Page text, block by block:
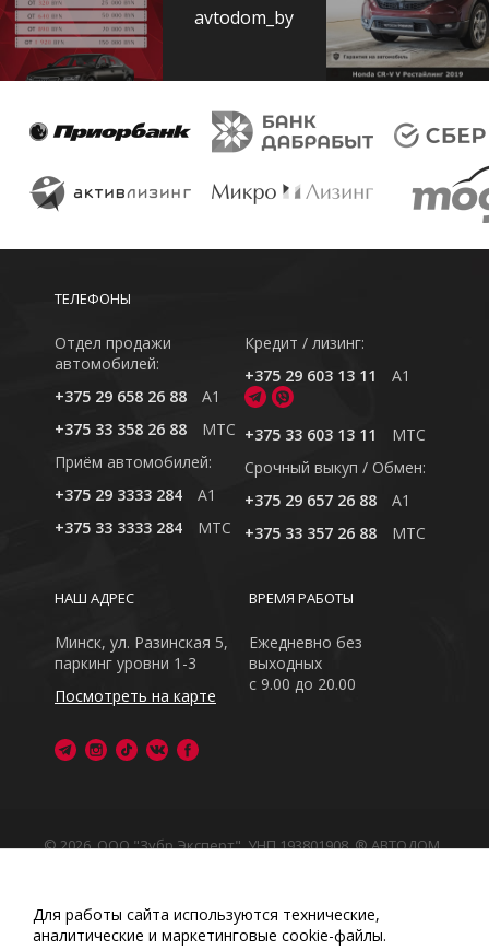
avtodom_by
ТЕЛЕФОНЫ
Отдел продажи
автомобилей:
+375 29 658 26 88
A1
+375 33 358 26 88
MTC
Приём автомобилей:
+375 29 3333 284
A1
+375 33 3333 284
MTC
Кредит / лизинг:
+375 29 603 13 11
A1
+375 33 603 13 11
MTC
Cрочный выкуп / Обмен:
+375 29 657 26 88
A1
+375 33 357 26 88
MTC
ВРЕМЯ РАБОТЫ
Ежедневно без
выходных
с 9.00 до 20.00
НАШ АДРЕС
Минск, ул. Разинская 5,
паркинг уровни 1-3
Посмотреть на карте
© 2026, ООО "Зубр Эксперт", УНП 193801908. ® АВТОДОМ
Обращаем Ваше внимание на то, что данный интернет-
сайт носит исключительно информационный характер
Любое использование либо копирование материалов
Для работы сайта используются технические,
аналитические и маркетинговые сооkіе-файлы.